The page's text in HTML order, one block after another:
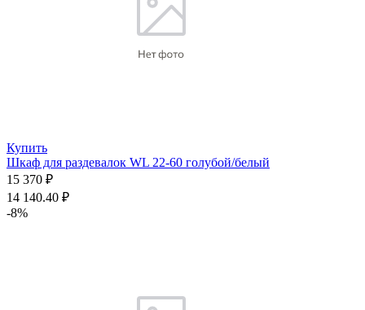
Купить
Шкаф для раздевалок WL 22-60 голубой/белый
15 370 ₽
14 140.40 ₽
-8%